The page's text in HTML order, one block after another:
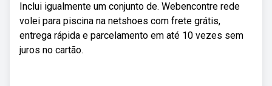
Inclui igualmente um conjunto de. Webencontre rede
volei para piscina na netshoes com frete grátis,
entrega rápida e parcelamento em até 10 vezes sem
juros no cartão.